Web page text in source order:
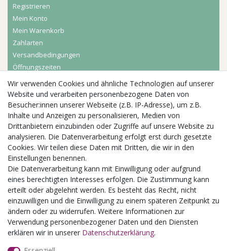
Registrieren
Mein Konto
Mein Warenkorb
Zahlarten
Versandbedingungen
Öffnungszeiten
Aktuelles
Busgruppen
Kindergeburtstage
Kindergartenausflug
Schulklassenausflug
Zwillingsrabatt
Wir verwenden Cookies und ähnliche Technologien auf unserer
Website und verarbeiten personenbezogene Daten von
Besucher:innen unserer Webseite (z.B. IP-Adresse), um z.B.
Inhalte und Anzeigen zu personalisieren, Medien von
Drittanbietern einzubinden oder Zugriffe auf unsere Website zu
analysieren. Die Datenverarbeitung erfolgt erst durch gesetzte
Cookies. Wir teilen diese Daten mit Dritten, die wir in den
Einstellungen benennen.
Die Datenverarbeitung kann mit Einwilligung oder aufgrund
eines berechtigten Interesses erfolgen. Die Zustimmung kann
erteilt oder abgelehnt werden. Es besteht das Recht, nicht
einzuwilligen und die Einwilligung zu einem späteren Zeitpunkt zu
ändern oder zu widerrufen. Weitere Informationen zur
Verwendung personenbezogener Daten und den Diensten
erklären wir in unserer Daten­schutz­erklärung.